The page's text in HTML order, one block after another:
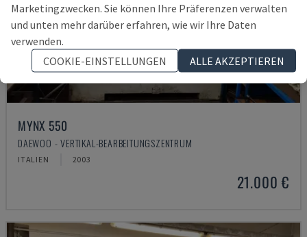
MYNX 550
DAEWOO - VERTIKAL-BEARBEITUNGSZENTRUM
ITALIEN 2003
21.000 €
Marketingzwecken. Sie können Ihre Präferenzen verwalten
und unten mehr darüber erfahren, wie wir Ihre Daten
verwenden.
COOKIE-EINSTELLUNGEN
ALLE AKZEPTIEREN